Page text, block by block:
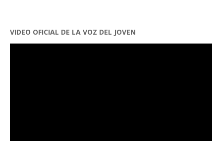
VIDEO OFICIAL DE LA VOZ DEL JOVEN